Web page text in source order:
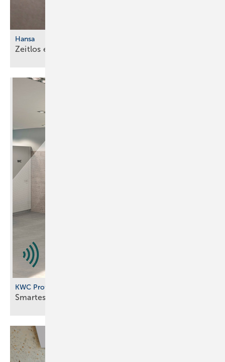
Hansa
Zeitlos eleg ant
KWC Professional
Smartes